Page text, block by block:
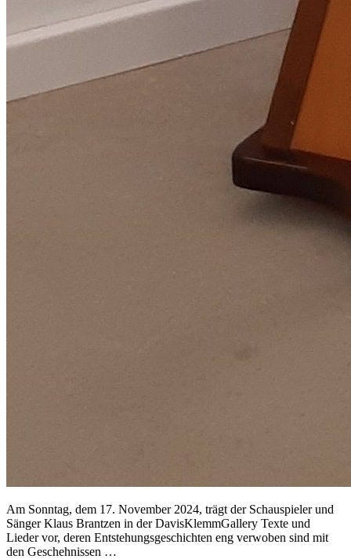
Am Sonntag, dem 17. November 2024, trägt der Schauspieler und
Sänger Klaus Brantzen in der DavisKlemmGallery Texte und
Lieder vor, deren Entstehungsgeschichten eng verwoben sind mit
den Geschehnissen …